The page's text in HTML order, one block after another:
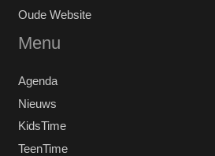
Oude Website
Menu
Agenda
Nieuws
KidsTime
TeenTime